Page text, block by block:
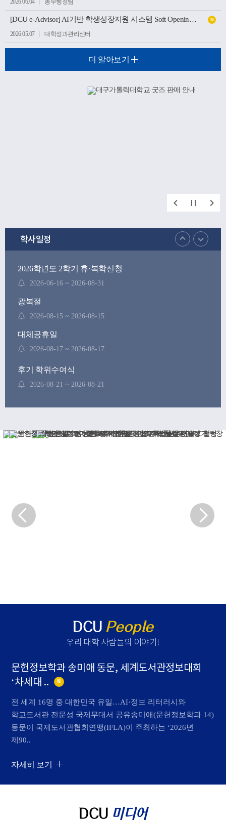
2026.06.04 총무행정팀
[DCU e-Advisor] AI기반 학생성장지원 시스템 Soft Opening(가오픈) 안내 N
2026.05.07 대학성과관리센터
더 알아보기
학사일정
2026학년도 2학기 휴·복학신청
2026-06-16 ~ 2026-08-31
광복절
2026-08-15 ~ 2026-08-15
대체공휴일
2026-08-17 ~ 2026-08-17
후기 학위수여식
2026-08-21 ~ 2026-08-21
DCU People
우리 대학 사람들의 이야기 !
문헌정보학과 송미애 동문, 세계도서관정보대회
‘차세대 ..
N
전 세계 16명 중 대한민국 유일…AI·정보 리터러시와
학교도서관 전문성 국제무대서 공유송미애(문헌정보학과 14)
동문이 국제도서관협회연맹(IFLA)이 주최하는 ‘2026년
제90..
자세히 보기
DCU 미디어